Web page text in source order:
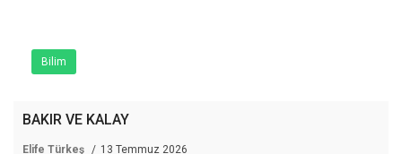
Bilim
BAKIR VE KALAY
Elife Türkeş 13 Temmuz 2026